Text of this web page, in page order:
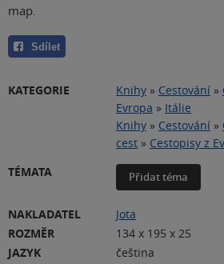
map.
Sdílet
KATEGORIE Knihy » Cestování »
Evropa » Itálie
Knihy » Cestování »
cest » Cestopisy z
TÉMATA
Přidat téma
NAKLADATEL
Jota
ROZMĚR
134 x 195 x 25
JAZYK
čeština